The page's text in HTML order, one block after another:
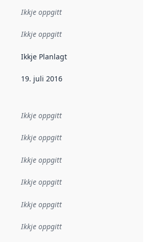
:
Ikkje oppgitt
Ikkje oppgitt
:
Ikkje Planlagt
Denne datoen seier når dataa i dette
19. juli 2016
Ikkje oppgitt
Ikkje oppgitt
Ikkje oppgitt
Ikkje oppgitt
Ikkje oppgitt
Ikkje oppgitt